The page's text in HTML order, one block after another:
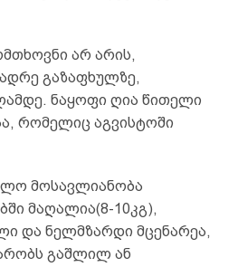
არ არის,
გაზაფხულზე,
ნაყოფი ღია წითელი
რომელიც აგვისტოში
მოსავლიანობა
მაღალია(8-10კგ),
და ნელმზარდი მცენარეა,
გაშლილ ან